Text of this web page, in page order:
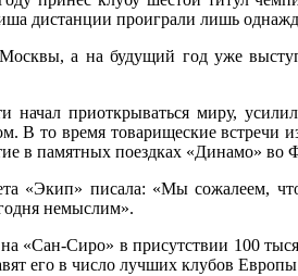
дистанции проиграли лишь
а на будущий год уже
начал приоткрываться миру,
В то время товарищеские
в памятных поездках «Динамо»
«Экип» писала: «Мы сожалеем,
немыслим».
Сиро» в присутствии 100
его в число лучших клубов